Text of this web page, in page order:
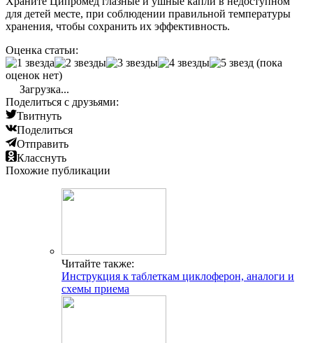
для детей месте, при соблюдении правильной температуры
хранения, чтобы сохранить их эффективность.
Оценка статьи:
(пока
оценок нет)
Загрузка...
Поделиться с друзьями:
Твитнуть
Поделиться
Отправить
Класснуть
Похожие публикации
Читайте также:
Инструкция к таблеткам циклоферон, аналоги и
схемы приема